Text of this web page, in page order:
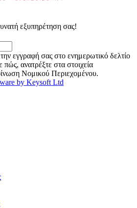
εξυπηρέτηση σας!
εγγραφή σας στο ενημερωτικό δελτίο
πώς, ανατρέξτε στα στοιχεία
Νομικού Περιεχομένου.
by Keysoft Ltd